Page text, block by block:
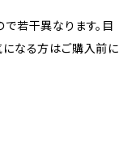
若干異なります。目
になる方はご購入前に